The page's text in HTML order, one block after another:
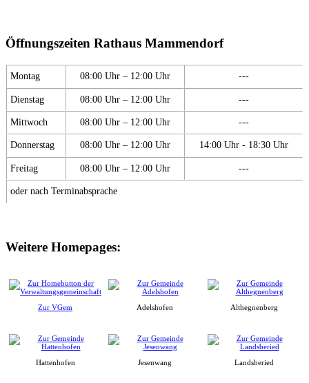
Öffnungszeiten Rathaus Mammendorf
Montag 08:00 Uhr – 12:00 Uhr ---
Dienstag 08:00 Uhr – 12:00 Uhr ---
Mittwoch 08:00 Uhr – 12:00 Uhr ---
Donnerstag 08:00 Uhr – 12:00 Uhr 14:00 Uhr - 18:30 Uhr
Freitag 08:00 Uhr – 12:00 Uhr ---
oder nach Terminabsprache
Weitere Homepages:
Zur VGem Adelshofen Althegnenberg
Hattenhofen Jesenwang Landsberied